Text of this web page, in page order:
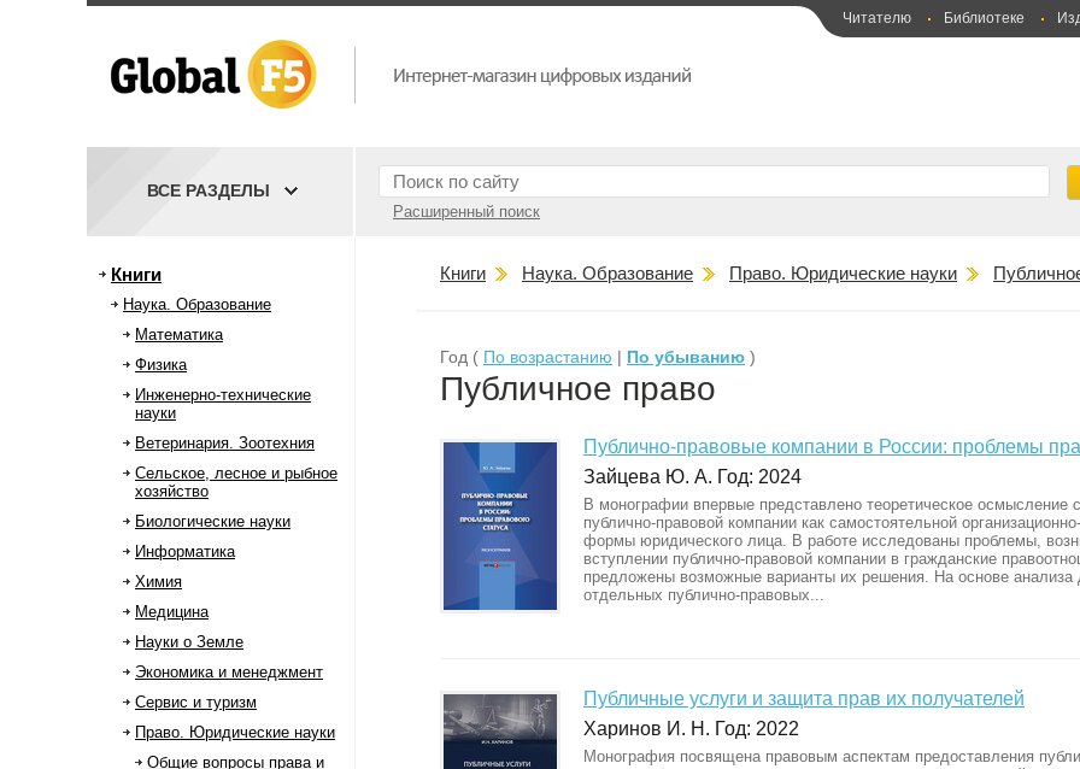
Читателю Библиотеке
Расширенный поиск
ВСЕ РАЗДЕЛЫ
Книги
Наука. Образование
Математика
Физика
Инженерно-технические
науки
Ветеринария. Зоотехния
Сельское, лесное и рыбное
хозяйство
Биологические науки
Информатика
Химия
Медицина
Науки о Земле
Экономика и менеджмент
Сервис и туризм
Право. Юридические науки
Общие вопросы права и
Книги Наука. Образование Право. Юридические науки
Год ( По возрастанию | По убыванию )
Публичное право
Публично-правовые компании в России: проблемы
Зайцева Ю. А. Год: 2024
В монографии впервые представлено теоретическое осмысление
публично-правовой компании как самостоятельной
формы юридического лица. В работе исследованы проблемы,
вступлении публично-правовой компании в гражданские
предложены возможные варианты их решения. На основе анализа
отдельных публично-правовых...
Публичные услуги и защита прав их получателей
Харинов И. Н. Год: 2022
Монография посвящена правовым аспектам предоставления